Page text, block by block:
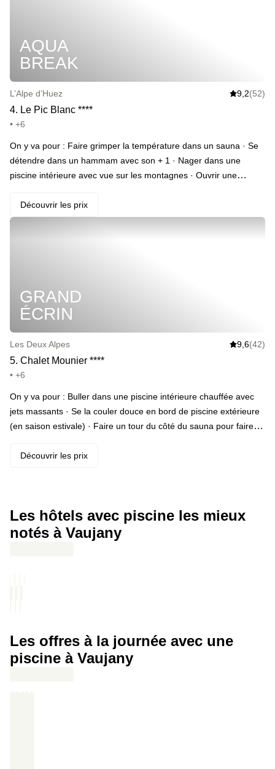
AQUA
BREAK
L’Alpe d’Huez 9,2(52)
4. Le Pic Blanc ****
• +6
On y va pour : Faire grimper la température dans un sauna · Se
détendre dans un hammam avec son + 1 · Nager dans une
piscine intérieure avec vue sur les montagnes · Ouvrir une
lendemain par un petit-déjeuner avec œufs brouillés, crêpes et
gaufres en show cooking, charcuteries, bacon, fromages,
Découvrir les prix
GRAND
ÉCRIN
Les Deux Alpes 9,6(42)
5. Chalet Mounier ****
• +6
On y va pour : Buller dans une piscine intérieure chauffée avec
jets massants · Se la couler douce en bord de piscine extérieure
(en saison estivale) · Faire un tour du côté du sauna pour faire
hammam · Enfiler ses moonboots et partir en balade dans la
Découvrir les prix
Les hôtels avec piscine les mieux
notés à Vaujany
Les offres à la journée avec une
piscine à Vaujany